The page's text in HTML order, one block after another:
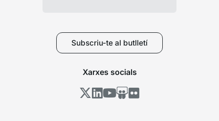
Subscriu-te al butlletí
Xarxes socials